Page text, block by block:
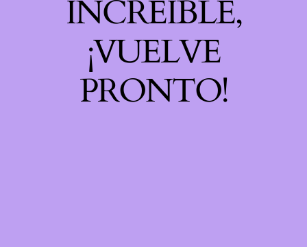
INCREÍBLE,
¡VUELVE
PRONTO!